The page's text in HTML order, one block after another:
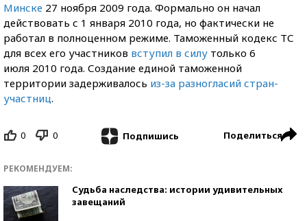
Минске 27 ноября 2009 года. Формально он начал
действовать с 1 января 2010 года, но фактически не
работал в полноценном режиме. Таможенный кодекс ТС
для всех его участников вступил в силу только 6
июля 2010 года. Создание единой таможенной
территории задерживалось из-за разногласий стран-
участниц.
0 0 Подпишись Поделиться
РЕКОМЕНДУЕМ:
Судьба наследства: истории удивительных
завещаний